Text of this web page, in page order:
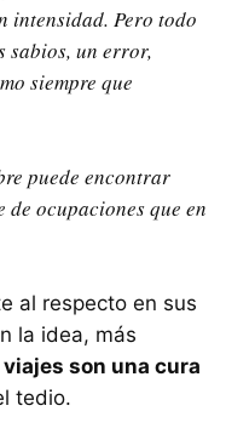
intensidad. Pero todo
sabios, un error,
siempre que
puede encontrar
ocupaciones que en
al respecto en sus
la idea, más
viajes son una cura
tedio.